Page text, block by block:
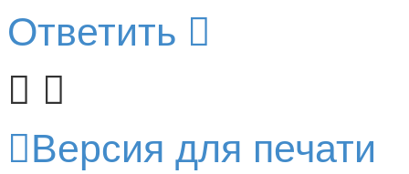
Ответить
Версия для печати